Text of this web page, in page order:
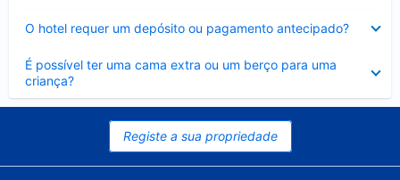
O hotel requer um depósito ou pagamento antecipado?
fechado
É possível ter uma cama extra ou um berço para uma
criança?
Elemento
fechado
Registe a sua propriedade